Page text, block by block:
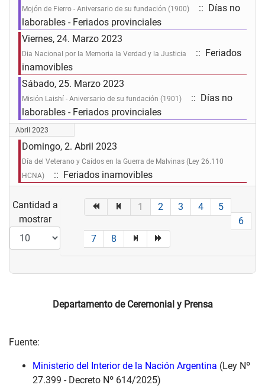
Mojón de Fierro - Aniversario de su fundación (1900)
:: Días no
laborables - Feriados provinciales
Viernes, 24. Marzo 2023
Dia Nacional por la Memoria la Verdad y la Justicia
:: Feriados
inamovibles
Sábado, 25. Marzo 2023
Misión Laishí - Aniversario de su fundación (1901)
:: Días no
laborables - Feriados provinciales
Abril 2023
Domingo, 2. Abril 2023
Día del Veterano y Caídos en la Guerra de Malvinas (Ley 26.110
HCNA)
:: Feriados inamovibles
Lista de límites de paginación
Cantidad a
mostrar
1 2 3 4
5
6
7
8
Departamento de Ceremonial y Prensa
Fuente:
Ministerio del Interior de la Nación Argentina (Ley Nº
27.399 - Decreto Nº 614/2025)